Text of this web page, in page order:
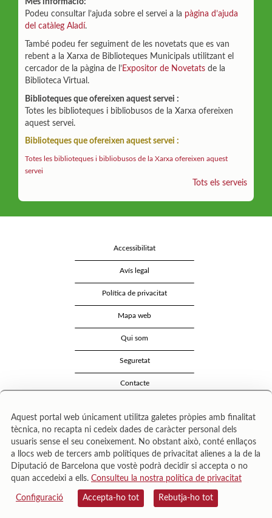
Més informació:
Podeu consultar l’ajuda sobre el servei a la pàgina d’ajuda
del catàleg Aladí.
També podeu fer seguiment de les novetats que es van
rebent a la Xarxa de Biblioteques Municipals utilitzant el
cercador de la pàgina de l’Expositor de Novetats de la
Biblioteca Virtual.
Biblioteques que ofereixen aquest servei :
Totes les biblioteques i bibliobusos de la Xarxa ofereixen
aquest servei.
Biblioteques que ofereixen aquest servei :
Totes les biblioteques i bibliobusos de la Xarxa ofereixen aquest
servei
Tots els serveis
Accessibilitat
Avís legal
Política de privacitat
Mapa web
Qui som
Seguretat
Contacte
Área de Cultura – Gerència de Serveis de Biblioteques. Zamora, 73. 08018 Barcelona. Tel:
943 022 222.
© Il·lustracions: Txesco Montalt · Esther Pradell · Agustín Comotto · David Maynar · Pam
Aquest portal web únicament utilitza galetes pròpies amb finalitat
tècnica, no recapta ni cedeix dades de caràcter personal dels
usuaris sense el seu coneixement. No obstant això, conté enllaços
a llocs web de tercers amb polítiques de privacitat alienes a la de la
Diputació de Barcelona que vostè podrà decidir si accepta o no
quan accedeixi a ells. Consulteu la nostra política de privacitat
Configuració Accepta-ho tot Rebutja-ho tot